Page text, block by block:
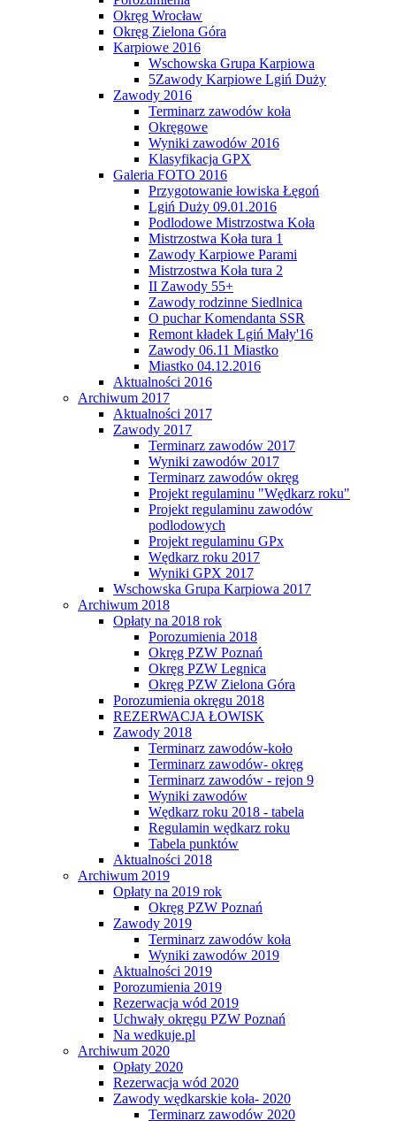
Okręg Wrocław
Okręg Zielona Góra
Karpiowe 2016
Wschowska Grupa Karpiowa
5Zawody Karpiowe Lgiń Duży
Zawody 2016
Terminarz zawodów koła
Okręgowe
Wyniki zawodów 2016
Klasyfikacja GPX
Galeria FOTO 2016
Przygotowanie łowiska Łęgoń
Lgiń Duży 09.01.2016
Podlodowe Mistrzostwa Koła
Mistrzostwa Koła tura 1
Zawody Karpiowe Parami
Mistrzostwa Koła tura 2
II Zawody 55+
Zawody rodzinne Siedlnica
O puchar Komendanta SSR
Remont kładek Lgiń Mały'16
Zawody 06.11 Miastko
Miastko 04.12.2016
Aktualności 2016
Archiwum 2017
Aktualności 2017
Zawody 2017
Terminarz zawodów 2017
Wyniki zawodów 2017
Terminarz zawodów okręg
Projekt regulaminu "Wędkarz roku"
Projekt regulaminu zawodów
podlodowych
Projekt regulaminu GPx
Wędkarz roku 2017
Wyniki GPX 2017
Wschowska Grupa Karpiowa 2017
Archiwum 2018
Opłaty na 2018 rok
Porozumienia 2018
Okręg PZW Poznań
Okręg PZW Legnica
Okręg PZW Zielona Góra
Porozumienia okręgu 2018
REZERWACJA ŁOWISK
Zawody 2018
Terminarz zawodów-koło
Terminarz zawodów- okręg
Terminarz zawodów - rejon 9
Wyniki zawodów
Wędkarz roku 2018 - tabela
Regulamin wędkarz roku
Tabela punktów
Aktualności 2018
Archiwum 2019
Opłaty na 2019 rok
Okręg PZW Poznań
Zawody 2019
Terminarz zawodów koła
Wyniki zawodów 2019
Aktualności 2019
Porozumienia 2019
Rezerwacja wód 2019
Uchwały okręgu PZW Poznań
Na wedkuje.pl
Archiwum 2020
Opłaty 2020
Rezerwacja wód 2020
Zawody wędkarskie koła- 2020
Terminarz zawodów 2020